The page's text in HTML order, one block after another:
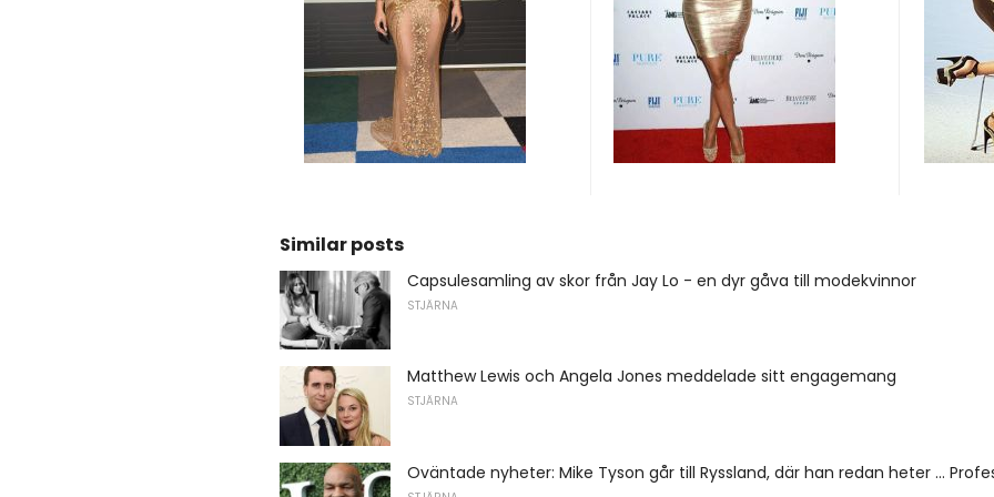
Similar posts
Capsulesamling av skor från Jay Lo - en dyr gåva till modekvinnor
STJÄRNA
Matthew Lewis och Angela Jones meddelade sitt engagemang
STJÄRNA
Oväntade nyheter: Mike Tyson går till Ryssland, där han redan heter ...